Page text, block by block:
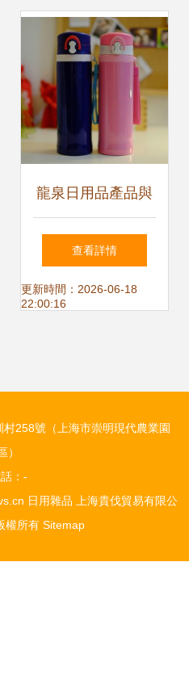
品超值精選
龍泉日用品產品與
加盟店 日用雜品的
品質之選與創業機
查看詳情
更新時間：2026-06-18
22:00:16
258號（上海市崇明現代農業園
）
：-
日用雜品
上海貴伐貿易有限公
權所有 Sitemap